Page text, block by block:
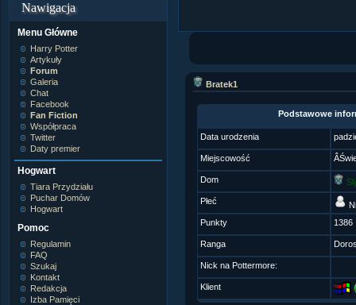
Nawigacja
Menu Główne
Harry Potter
Artykuły
Forum
Galeria
Chat
Facebook
Fan Fiction
Współpraca
Twitter
Daty premier
Hogwart
Tiara Przydziału
Puchar Domów
Hogwart
Pomoc
Regulamin
FAQ
Szukaj
Kontakt
Redakcja
Izba Pamięci
Bratek1
Podstawowe
Data urodzenia
Miejscowość
Dom
Płeć
Punkty
1386
Ranga
Nick na Pottermore:
Klient